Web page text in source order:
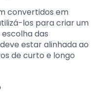
convertidos em
los para criar um
das
estar alinhada ao
de curto e longo